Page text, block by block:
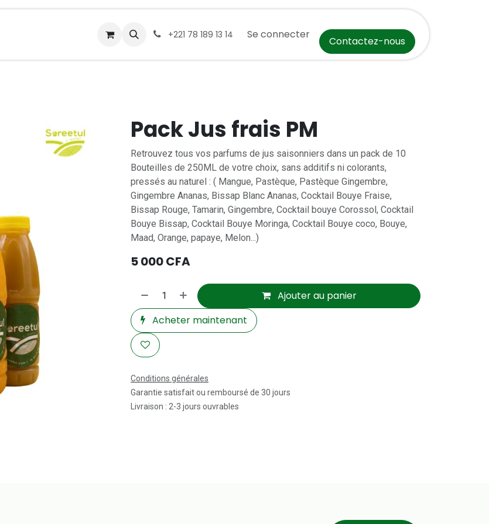
Nos points relais À propos Contact Événements Aide Postes
+221 78 189 13 14 Se connecter
Contactez-nous
Pack Jus frais PM
Retrouvez tous vos parfums de jus saisonniers dans un pack de 10
Bouteilles de 250ML de votre choix, sans additifs ni colorants,
pressés au naturel : ( Mangue, Pastèque, Pastèque Gingembre,
Gingembre Ananas, Bissap Blanc Ananas, Cocktail Bouye Fraise,
Bissap Rouge, Tamarin, Gingembre, Cocktail bouye Corossol, Cocktail
Bouye Bissap, Cocktail Bouye Moringa, Cocktail Bouye coco, Bouye,
Maad, Orange, papaye, Melon...)
5 000CFA
Ajouter au panier
Acheter maintenant
Conditions générales
Garantie satisfait ou remboursé de 30 jours
Livraison : 2-3 jours ouvrables